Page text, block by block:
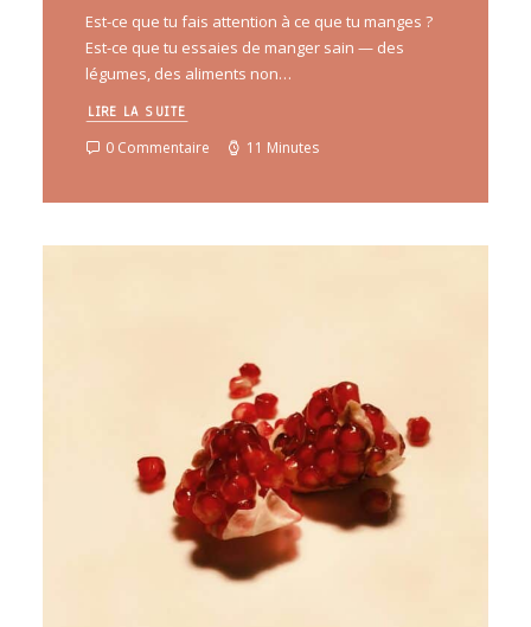
Est-ce que tu fais attention à ce que tu manges ?
Est-ce que tu essaies de manger sain — des
légumes, des aliments non…
LIRE LA SUITE
0 Commentaire 11 Minutes